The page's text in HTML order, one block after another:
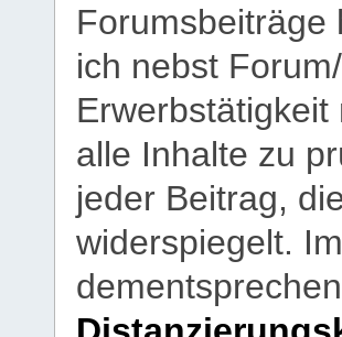
Forumsbeiträge
ich nebst
alle Inhalte zu
jeder Beitrag,
widerspiegelt.